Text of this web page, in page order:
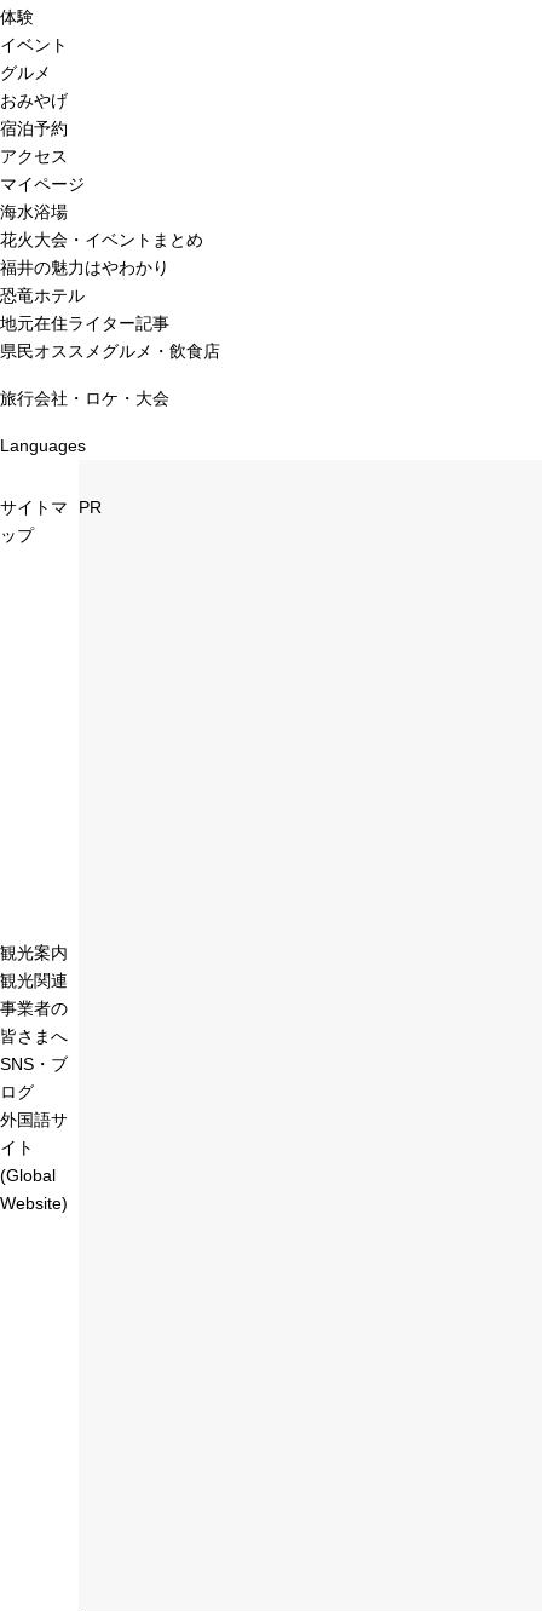
体験
イベント
グルメ
おみやげ
宿泊予約
アクセス
マイページ
海水浴場
花火大会・イベントまとめ
福井の魅力はやわかり
恐竜ホテル
地元在住ライター記事
県民オススメグルメ・飲食店
旅行会社・ロケ・大会
Languages
サイトマ
ップ
観光案内
観光関連
事業者の
皆さまへ
SNS・ブ
ログ
外国語サ
イト
(Global
Website)
PR